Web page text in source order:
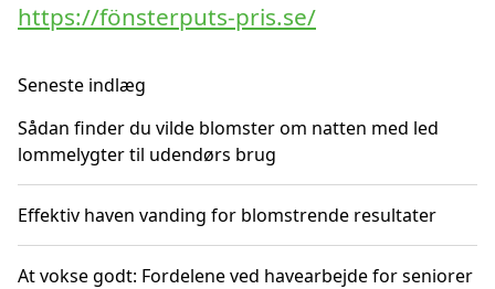
https://fönsterputs-pris.se/
Seneste indlæg
Sådan finder du vilde blomster om natten med led
lommelygter til udendørs brug
Effektiv haven vanding for blomstrende resultater
At vokse godt: Fordelene ved havearbejde for seniorer